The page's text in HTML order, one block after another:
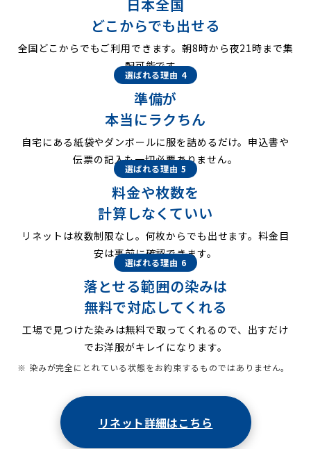
日本全国
どこからでも出せる
全国どこからでもご利用できます。朝8時から夜21時まで集
配可能です。
選ばれる理由 4
準備が
本当にラクちん
自宅にある紙袋やダンボールに服を詰めるだけ。申込書や
伝票の記入も一切必要ありません。
選ばれる理由 5
料金や枚数を
計算しなくていい
リネットは枚数制限なし。何枚からでも出せます。料金目
安は事前に確認できます。
選ばれる理由 6
落とせる範囲の染みは
無料で対応してくれる
工場で見つけた染みは無料で取ってくれるので、出すだけ
でお洋服がキレイになります。
※ 染みが完全にとれている状態をお約束するものではありません。
リネット詳細はこちら